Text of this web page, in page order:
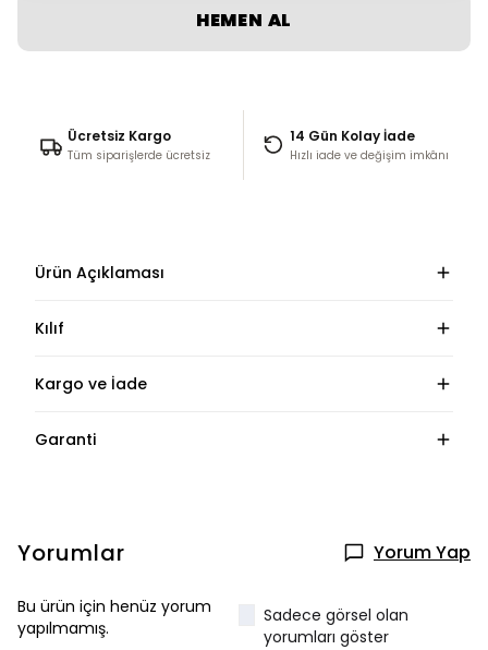
HEMEN AL
Ücretsiz Kargo
Tüm siparişlerde ücretsiz
14 Gün Kolay İade
Hızlı iade ve değişim imkânı
Ürün Açıklaması
Kılıf
Kargo ve İade
Garanti
Yorumlar Yorum Yap
Bu ürün için henüz yorum
yapılmamış.
Sadece görsel olan
yorumları göster